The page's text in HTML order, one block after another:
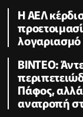
Η ΑΕΛ
λογαριασμό
ΒΙΝΤΕΟ:
Πάφος, αλλά
ανατροπή